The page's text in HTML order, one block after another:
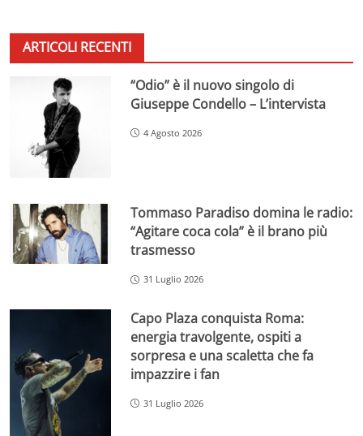
ARTICOLI RECENTI
“Odio” è il nuovo singolo di
Giuseppe Condello – L’intervista
4 Agosto 2026
Tommaso Paradiso domina le radio:
“Agitare coca cola” è il brano più
trasmesso
31 Luglio 2026
Capo Plaza conquista Roma:
energia travolgente, ospiti a
sorpresa e una scaletta che fa
impazzire i fan
31 Luglio 2026